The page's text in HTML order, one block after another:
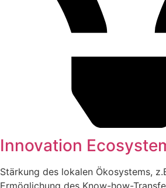
Innovation
Stärkung des lokalen Ökosystems,